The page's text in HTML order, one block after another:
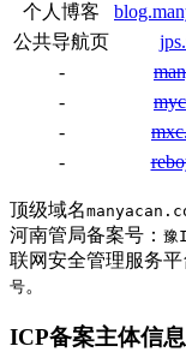
个人博客
公共导航页
-
-
-
-
顶级域名
河南管局备案号： 豫
联网安全管理服务平
号。
ICP备案主体信息